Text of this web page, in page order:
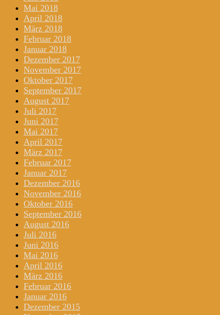
Mai 2018
April 2018
März 2018
Februar 2018
Januar 2018
Dezember 2017
November 2017
Oktober 2017
September 2017
August 2017
Juli 2017
Juni 2017
Mai 2017
April 2017
März 2017
Februar 2017
Januar 2017
Dezember 2016
November 2016
Oktober 2016
September 2016
August 2016
Juli 2016
Juni 2016
Mai 2016
April 2016
März 2016
Februar 2016
Januar 2016
Dezember 2015